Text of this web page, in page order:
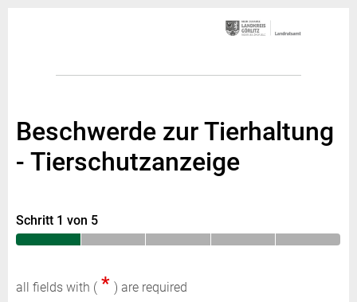
Beschwerde zur Tierhaltung
- Tierschutzanzeige
Schritt 1 von 5
all fields with ( * ) are required